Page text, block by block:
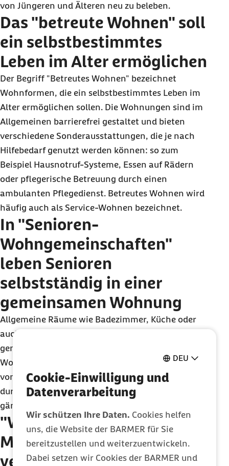
DEU
Cookie-Einwilligung und
Datenverarbeitung
Wir schützen Ihre Daten. Cookies helfen
uns, die Website der BARMER für Sie
bereitzustellen und weiterzuentwickeln.
Dabei setzen wir Cookies der BARMER und
von Jüngeren und Älteren neu zu beleben.
Das "betreute Wohnen" soll
ein selbstbestimmtes
Leben im Alter ermöglichen
Der Begriff "Betreutes Wohnen" bezeichnet
Wohnformen, die ein selbstbestimmtes Leben im
Alter ermöglichen sollen. Die Wohnungen sind im
Allgemeinen barrierefrei gestaltet und bieten
verschiedene Sonderausstattungen, die je nach
Hilfebedarf genutzt werden können: so zum
Beispiel Hausnotruf-Systeme, Essen auf Rädern
oder pflegerische Betreuung durch einen
ambulanten Pflegedienst. Betreutes Wohnen wird
häufig auch als Service-Wohnen bezeichnet.
In "Senioren-
Wohngemeinschaften"
leben Senioren
selbstständig in einer
gemeinsamen Wohnung
Allgemeine Räume wie Badezimmer, Küche oder
auch das Wohnzimmer werden gemeinschaftlich
genutzt. Es existiert eine Vielzahl unterschiedlicher
Wohngemeinschaften. Die Bandbreite reicht dabei
von Demenz-Wohngemeinschaften mit Betreuung
durch einen ambulanten Pflegedienst bis hin zu
gänzlich eigenständigen Wohngemeinschaften.
"Wohnen für Hilfe" bringt
Menschen aus
verschiedenen